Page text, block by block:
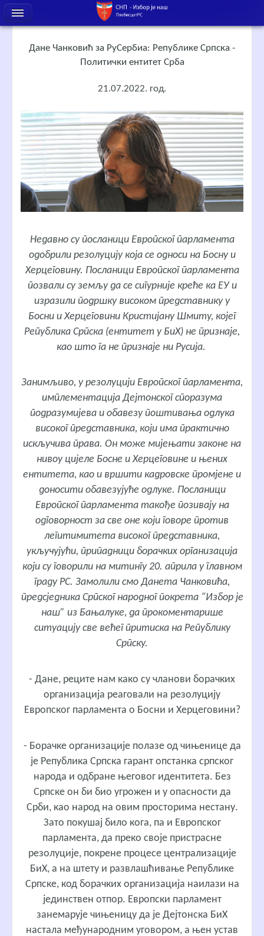
Дане Чанковић за РуСербиа: Републике Српска -
Политички ентитет Срба
21.07.2022. год.
Недавно су посланици Европског парламента
одобрили резолуцију која се односи на Босну и
Херцеговину. Посланици Европског парламента
позвали су земљу да се сигурније креће ка ЕУ и
изразили подршку високом представнику у
Босни и Херцеговини Кристијану Шмиту, којег
Република Српска (ентитет у БиХ) не признаје,
као што га не признаје ни Русија.
Занимљиво, у резолуцији Европског парламента,
имплементација Дејтонског споразума
подразумијева и обавезу поштивања одлука
високог представника, који има практично
искључива права. Он може мијењати законе на
нивоу цијеле Босне и Херцеговине и њених
ентитета, као и вршити кадровске промјене и
доносити обавезујуће одлуке. Посланици
Европског парламента такође позивају на
одговорност за све оне који говоре против
легитимитета високог представника,
укључујући, припадници борачких организација
који су говорили на митингу 20. априла у главном
граду РС. Замолили смо Данета Чанковића,
предсједника Српског народног покрета “Избор је
наш” из Бањалуке, да прокоментарише
ситуацију све већег притиска на Републику
Српску.
- Дане, реците нам како су чланови борачких
организација реаговали на резолуцију
Европског парламента о Босни и Херцеговини?
- Борачке организације полазе од чињенице да
је Република Српска гарант опстанка српског
народа и одбране његовог идентитета. Без
Српске он би био угрожен и у опасности да
Срби, као народ на овим просторима нестану.
Зато покушај било кога, па и Европског
парламента, да преко своје пристрасне
резолуције, покрене процесе централизације
БиХ, а на штету и развлашћивање Републике
Српске, код борачких организација наилази на
јединствен отпор. Европски парламент
занемарује чињеницу да је Дејтонска БиХ
настала међународним уговором, а њен устав